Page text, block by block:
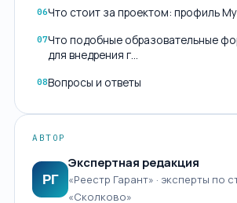
06Что стоит за проектом: профиль
07Что подобные образовательные
для внедрения г…
08Вопросы и ответы
АВТОР
РГ
Экспертная редакция
«Реестр Гарант» · эксперты по
«Сколково»